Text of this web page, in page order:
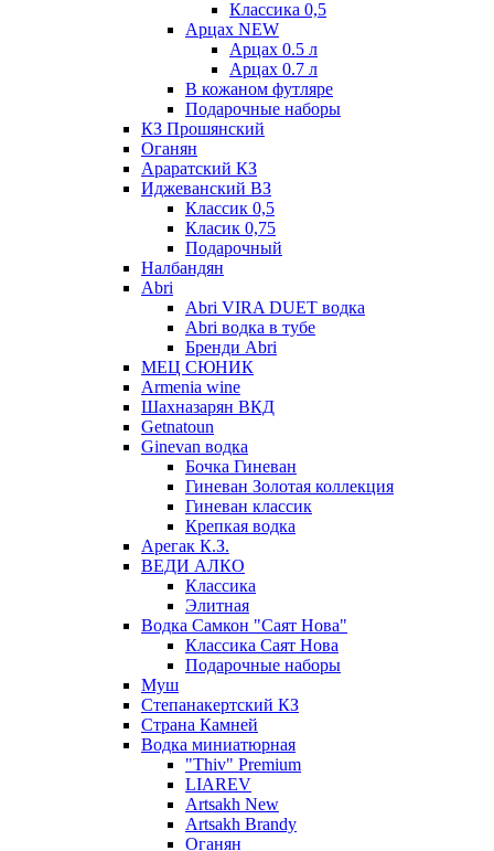
Классика 0,5
Арцах NEW
Арцах 0.5 л
Арцах 0.7 л
В кожаном футляре
Подарочные наборы
КЗ Прошянский
Оганян
Араратский КЗ
Иджеванский ВЗ
Классик 0,5
Класик 0,75
Подарочный
Налбандян
Abri
Abri VIRA DUET водка
Abri водка в тубе
Бренди Abri
МЕЦ СЮНИК
Armenia wine
Шахназарян ВКД
Getnatoun
Ginevan водка
Бочка Гиневан
Гиневан Золотая коллекция
Гиневан классик
Крепкая водка
Арегак К.З.
ВЕДИ АЛКО
Классика
Элитная
Водка Самкон "Саят Нова"
Классика Саят Нова
Подарочные наборы
Муш
Степанакертский КЗ
Страна Камней
Водка миниатюрная
"Thiv" Premium
LIAREV
Artsakh New
Artsakh Brandy
Оганян